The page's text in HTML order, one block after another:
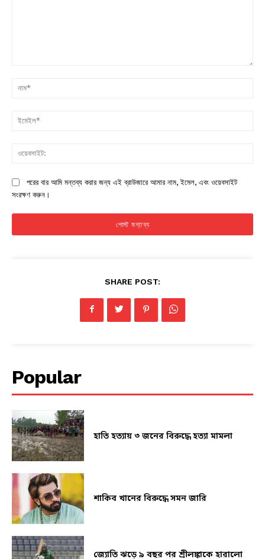
পরের বার আমি মন্তব্য করার জন্য এই ব্রাউজারে আমার নাম, ইমেল, এবং ওয়েবসাইট
সংরক্ষণ করুন।
SHARE POST:
Popular
হাতি হত্যায় ৩ জনের বিরুদ্ধে হত্যা মামলা
শাকিব খানের বিরুদ্ধে সমন জারি
জ্যোতি ঝড়ে ৯ বছর পর শ্রীলঙ্কাকে হারালো